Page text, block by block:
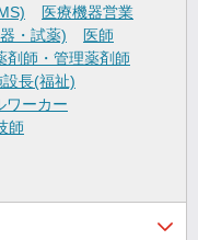
医療機器営業
・試薬)
医師
剤師・管理薬剤師
長(福祉)
ワーカー
師